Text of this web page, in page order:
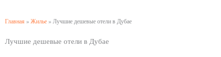
Главная »Жилье»Лучшие дешевые отели в Дубае
Лучшие дешевые отели в Дубае